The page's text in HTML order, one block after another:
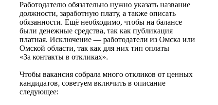
Работодателю обязательно нужно указать название
должности, заработную плату, а также описать
обязанности. Ещё необходимо, чтобы на балансе
были денежные средства, так как публикация
платная. Исключение — работодатели из Омска или
Омской области, так как для них тип оплаты
«За контакты в откликах».
Чтобы вакансия собрала много откликов от ценных
кандидатов, советуем включить в описание
следующее: